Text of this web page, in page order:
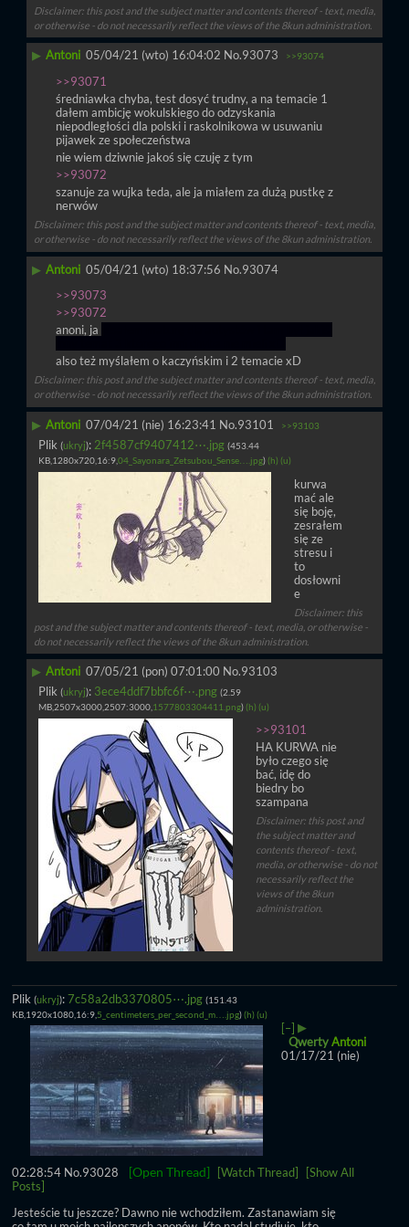
Disclaimer: this post and the subject matter and contents thereof - text, media,
or otherwise - do not necessarily reflect the views of the 8kun administration.
▶ Antoni 05/04/21 (wto) 16:04:02 No.93073 >>93074
>>93071
średniawka chyba, test dosyć trudny, a na temacie 1
dałem ambicję wokulskiego do odzyskania
niepodległości dla polski i raskolnikowa w usuwaniu
pijawek ze społeczeństwa
nie wiem dziwnie jakoś się czuję z tym
>>93072
szanuje za wujka teda, ale ja miałem za dużą pustkę z
nerwów
Disclaimer: this post and the subject matter and contents thereof - text, media,
or otherwise - do not necessarily reflect the views of the 8kun administration.
▶ Antoni 05/04/21 (wto) 18:37:56 No.93074
>>93073
>>93072
anoni, ja
also też myślałem o kaczyńskim i 2 temacie xD
Disclaimer: this post and the subject matter and contents thereof - text, media,
or otherwise - do not necessarily reflect the views of the 8kun administration.
▶ Antoni 07/04/21 (nie) 16:23:41 No.93101 >>93103
Plik (ukryj): 2f4587cf9407412⋯.jpg (453.44
KB,1280x720,16:9,04_Sayonara_Zetsubou_Sense….jpg)(h) (u)
kurwa
mać ale
się boję,
zesrałem
się ze
stresu i
to
dosłowni
e
Disclaimer: this
post and the subject matter and contents thereof - text, media, or otherwise -
do not necessarily reflect the views of the 8kun administration.
▶ Antoni 07/05/21 (pon) 07:01:00 No.93103
Plik (ukryj): 3ece4ddf7bbfc6f⋯.png (2.59
MB,2507x3000,2507:3000, 1577803304411.png)(h) (u)
>>93101
HA KURWA nie
było czego się
bać, idę do
biedry bo
szampana
Disclaimer: this post and
the subject matter and
contents thereof - text,
media, or otherwise - do not
necessarily reflect the
views of the 8kun
administration.
Plik (ukryj):7c58a2db3370805⋯.jpg (151.43
KB,1920x1080,16:9, 5_centimeters_per_second_m….jpg)(h)(u)
[–] ▶
QwertyAntoni
01/17/21 (nie)
02:28:54 No.93028 [Open Thread] [Watch Thread]
[Show All
Posts]
Jesteście tu jeszcze? Dawno nie wchodziłem. Zastanawiam się